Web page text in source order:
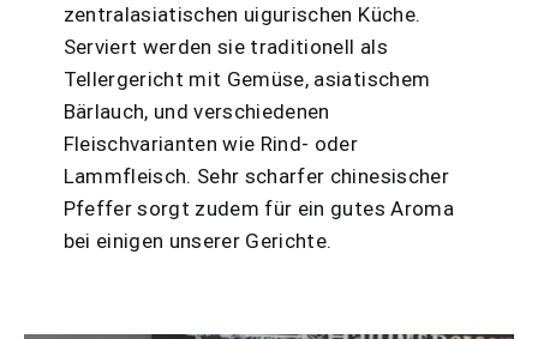
zentralasiatischen uigurischen Küche.
Serviert werden sie traditionell als
Tellergericht mit Gemüse, asiatischem
Bärlauch, und verschiedenen
Fleischvarianten wie Rind- oder
Lammfleisch. Sehr scharfer chinesischer
Pfeffer sorgt zudem für ein gutes Aroma
bei einigen unserer Gerichte.